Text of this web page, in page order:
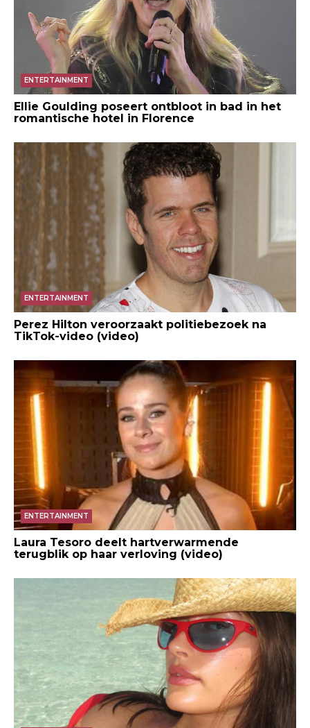
ENTERTAINMENT
Ellie Goulding poseert ontbloot in bad in het
romantische hotel in Florence
ENTERTAINMENT
Perez Hilton veroorzaakt politiebezoek na
TikTok-video (video)
ENTERTAINMENT
Laura Tesoro deelt hartverwarmende
terugblik op haar verloving (video)